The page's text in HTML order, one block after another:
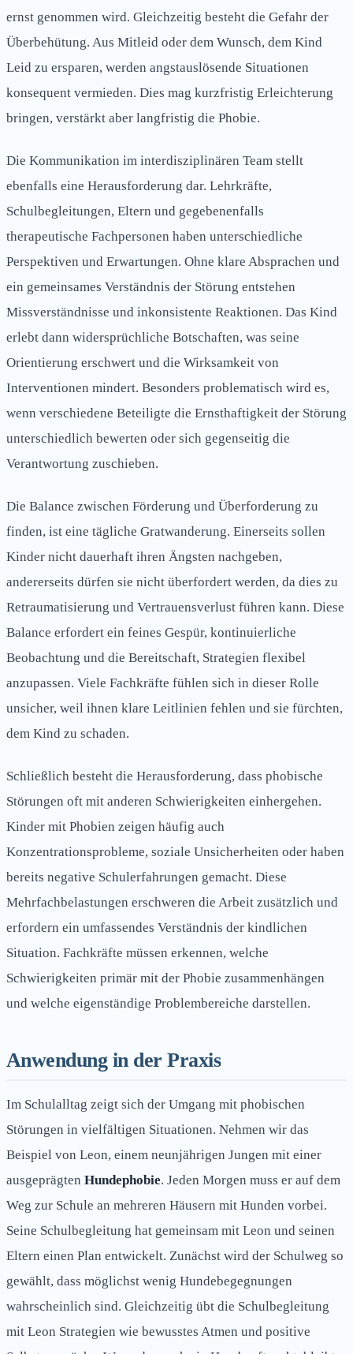
ernst genommen wird. Gleichzeitig besteht die Gefahr der
Überbehütung. Aus Mitleid oder dem Wunsch, dem Kind
Leid zu ersparen, werden angstauslösende Situationen
konsequent vermieden. Dies mag kurzfristig Erleichterung
bringen, verstärkt aber langfristig die Phobie.
Die Kommunikation im interdisziplinären Team stellt
ebenfalls eine Herausforderung dar. Lehrkräfte,
Schulbegleitungen, Eltern und gegebenenfalls
therapeutische Fachpersonen haben unterschiedliche
Perspektiven und Erwartungen. Ohne klare Absprachen und
ein gemeinsames Verständnis der Störung entstehen
Missverständnisse und inkonsistente Reaktionen. Das Kind
erlebt dann widersprüchliche Botschaften, was seine
Orientierung erschwert und die Wirksamkeit von
Interventionen mindert. Besonders problematisch wird es,
wenn verschiedene Beteiligte die Ernsthaftigkeit der Störung
unterschiedlich bewerten oder sich gegenseitig die
Verantwortung zuschieben.
Die Balance zwischen Förderung und Überforderung zu
finden, ist eine tägliche Gratwanderung. Einerseits sollen
Kinder nicht dauerhaft ihren Ängsten nachgeben,
andererseits dürfen sie nicht überfordert werden, da dies zu
Retraumatisierung und Vertrauensverlust führen kann. Diese
Balance erfordert ein feines Gespür, kontinuierliche
Beobachtung und die Bereitschaft, Strategien flexibel
anzupassen. Viele Fachkräfte fühlen sich in dieser Rolle
unsicher, weil ihnen klare Leitlinien fehlen und sie fürchten,
dem Kind zu schaden.
Schließlich besteht die Herausforderung, dass phobische
Störungen oft mit anderen Schwierigkeiten einhergehen.
Kinder mit Phobien zeigen häufig auch
Konzentrationsprobleme, soziale Unsicherheiten oder haben
bereits negative Schulerfahrungen gemacht. Diese
Mehrfachbelastungen erschweren die Arbeit zusätzlich und
erfordern ein umfassendes Verständnis der kindlichen
Situation. Fachkräfte müssen erkennen, welche
Schwierigkeiten primär mit der Phobie zusammenhängen
und welche eigenständige Problembereiche darstellen.
Anwendung in der Praxis
Im Schulalltag zeigt sich der Umgang mit phobischen
Störungen in vielfältigen Situationen. Nehmen wir das
Beispiel von Leon, einem neunjährigen Jungen mit einer
ausgeprägten Hundephobie. Jeden Morgen muss er auf dem
Weg zur Schule an mehreren Häusern mit Hunden vorbei.
Seine Schulbegleitung hat gemeinsam mit Leon und seinen
Eltern einen Plan entwickelt. Zunächst wird der Schulweg so
gewählt, dass möglichst wenig Hundebegegnungen
wahrscheinlich sind. Gleichzeitig übt die Schulbegleitung
mit Leon Strategien wie bewusstes Atmen und positive